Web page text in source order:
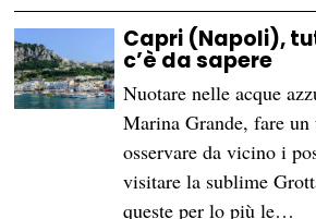
Capri (Napoli),
c’è da sapere
Nuotare nelle acque
Marina Grande, fare
osservare da vicino i
visitare la sublime
queste per lo più le…